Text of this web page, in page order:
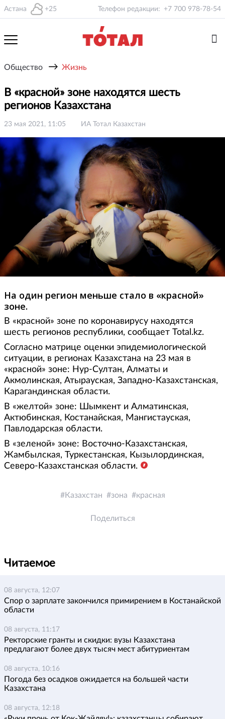
Астана +25 Телефон редакции: +7 700 978-78-54
Общество → Жизнь
В «красной» зоне находятся шесть
регионов Казахстана
23 мая 2021, 11:05 ИА Тотал Казахстан
На один регион меньше стало в «красной»
зоне.
В «красной» зоне по коронавирусу находятся
шесть регионов республики, сообщает Total.kz.
Согласно матрице оценки эпидемиологической
ситуации, в регионах Казахстана на 23 мая в
«красной» зоне: Нур-Султан, Алматы и
Акмолинская, Атырауская, Западно-Казахстанская,
Карагандинская области.
В «желтой» зоне: Шымкент и Алматинская,
Актюбинская, Костанайская, Мангистауская,
Павлодарская области.
В «зеленой» зоне: Восточно-Казахстанская,
Жамбылская, Туркестанская, Кызылординская,
Северо-Казахстанская области.
Казахстан зона красная
Поделиться
Читаемое
08 августа, 12:07
Спор о зарплате закончился примирением в Костанайской
области
08 августа, 11:17
Ректорские гранты и скидки: вузы Казахстана
предлагают более двух тысяч мест абитуриентам
08 августа, 10:16
Погода без осадков ожидается на большей части
Казахстана
08 августа, 12:18